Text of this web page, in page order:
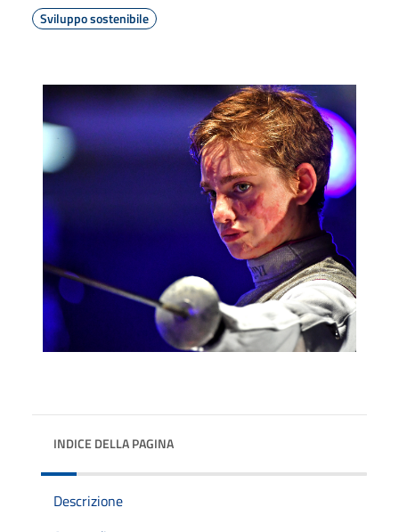
Sviluppo sostenibile
INDICE DELLA PAGINA
Descrizione